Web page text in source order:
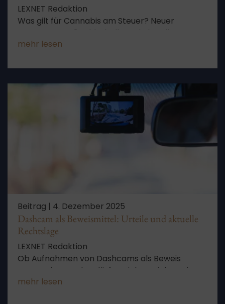
LEXNET Redaktion
Was gilt für Cannabis am Steuer? Neuer
Grenzwert, Bußgeldtabelle und aktuelle
Rechtsprechung zur Medikamentenklausel –
mehr lesen
Beitrag | 4. Dezember 2025
Dashcam als Beweismittel: Urteile und aktuelle
Rechtslage
LEXNET Redaktion
Ob Aufnahmen von Dashcams als Beweis
verwendet werden dürfen, richtet sich nach
den schutzwürdigen Interessen der
mehr lesen